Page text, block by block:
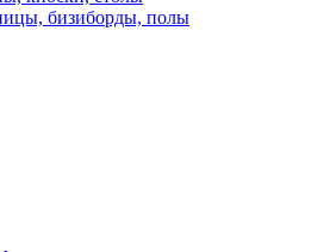
бизиборды, полы